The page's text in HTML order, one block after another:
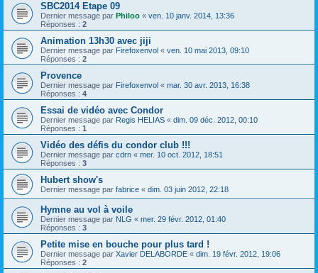
SBC2014 Etape 09
Dernier message par Philoo « ven. 10 janv. 2014, 13:36
Réponses : 2
Animation 13h30 avec jiji
Dernier message par Firefoxenvol « ven. 10 mai 2013, 09:10
Réponses : 2
Provence
Dernier message par Firefoxenvol « mar. 30 avr. 2013, 16:38
Réponses : 4
Essai de vidéo avec Condor
Dernier message par Regis HELIAS « dim. 09 déc. 2012, 00:10
Réponses : 1
Vidéo des défis du condor club !!!
Dernier message par cdrn « mer. 10 oct. 2012, 18:51
Réponses : 3
Hubert show's
Dernier message par fabrice « dim. 03 juin 2012, 22:18
Hymne au vol à voile
Dernier message par NLG « mer. 29 févr. 2012, 01:40
Réponses : 3
Petite mise en bouche pour plus tard !
Dernier message par Xavier DELABORDE « dim. 19 févr. 2012, 19:06
Réponses : 2